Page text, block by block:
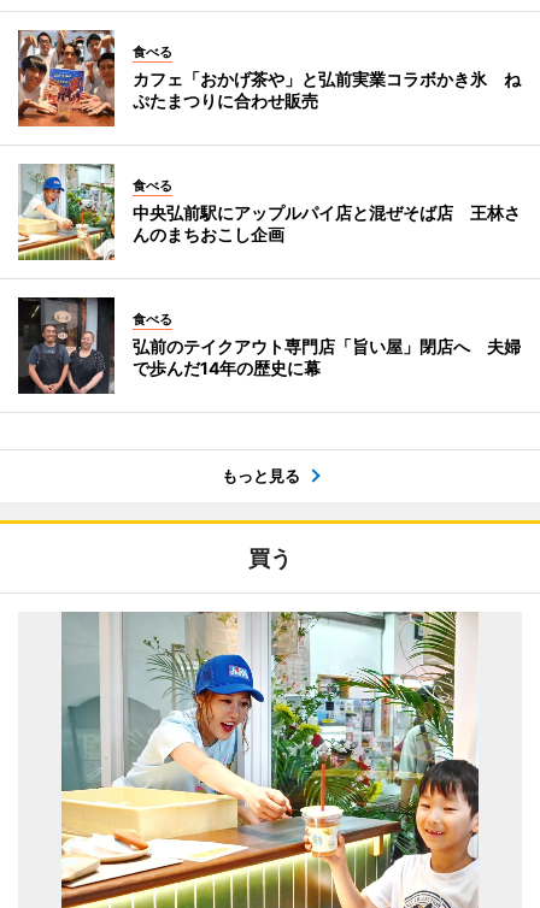
食べる
カフェ「おかげ茶や」と弘前実業コラボかき氷 ね
ぷたまつりに合わせ販売
食べる
中央弘前駅にアップルパイ店と混ぜそば店 王林さ
んのまちおこし企画
食べる
弘前のテイクアウト専門店「旨い屋」閉店へ 夫婦
で歩んだ14年の歴史に幕
もっと見る
買う